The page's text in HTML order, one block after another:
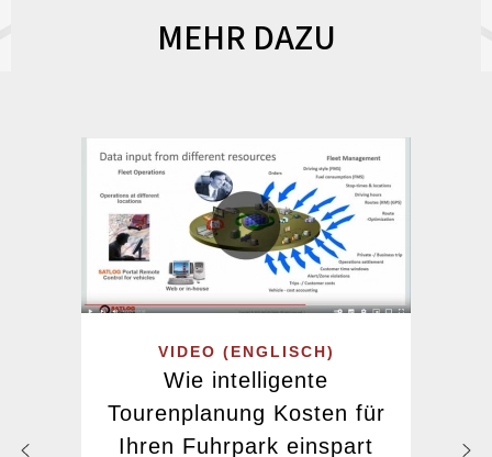
MEHR DAZU
VIDEO (ENGLISCH)
Wie intelligente
Tourenplanung Kosten für
Ihren Fuhrpark einspart